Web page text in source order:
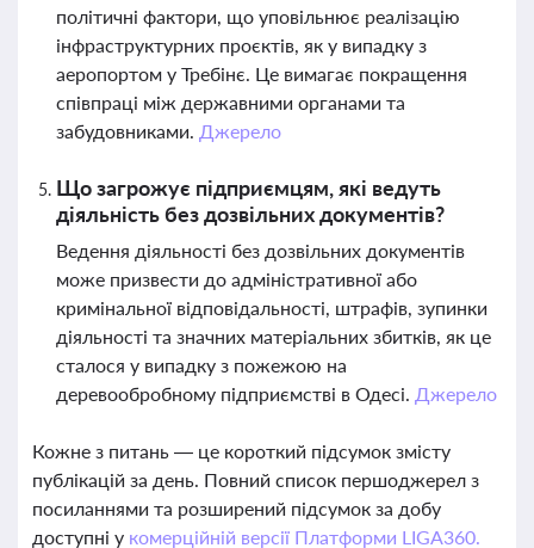
політичні фактори, що уповільнює реалізацію
інфраструктурних проєктів, як у випадку з
аеропортом у Требінє. Це вимагає покращення
співпраці між державними органами та
забудовниками. Джерело
Що загрожує підприємцям, які ведуть
діяльність без дозвільних документів?
Ведення діяльності без дозвільних документів
може призвести до адміністративної або
кримінальної відповідальності, штрафів, зупинки
діяльності та значних матеріальних збитків, як це
сталося у випадку з пожежою на
деревообробному підприємстві в Одесі. Джерело
Кожне з питань — це короткий підсумок змісту
публікацій за день. Повний список першоджерел з
посиланнями та розширений підсумок за добу
доступні у комерційній версії Платформи LIGA360.